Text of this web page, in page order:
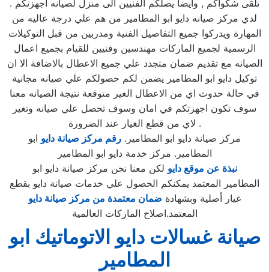
تلقى شكواكم , وايضا يصلكم الفنيين الى منزل لصيانه اجهزتكم .
لدي مركز صيانه دايو ابو المطامير من هم علي درجة عاليه من
المهارة ويدركوا جميع التفاصيل الفنية ومدربين من قبل التوكيلات
الرسمية لجميع الماركات مهندسين وفنيين للقيام بجميع اعمال
الصيانه مع تقديم ضمان متجدد علي جميع الاعطال بالاضافة الا ان
توكيل دايو ابو المطامير يضمن لكم حصولكم علي صيانه مجانية
في حالة حدوث اي من الاعطال الغير متوقعة نتيجة الصيانه معنا
سوف تكون اجهزتكم في امان وسوف تحصل علي صيانه وتغير
لاي من قطع الغيار عند الضرورة .
مركز صيانة دايو ابو المطامير. رقم مركز صيانة دايو ابو
المطامير. مركز خدمة دايو ابو المطامير
نبذة عن موقع دايو لكن معنا نحن مركز صيانة دايو ابو
المطامير المعتمد يمكنكم الحصول علي خدمات صيانة دايو بقطع
غيار أصلية وبشهادة ضمان معتمدة من مركز صيانة دايو
المعتمد.اصلاح الماركات العالمية
صيانة غسالات دايو الاتوماتيك ابو
المطامير